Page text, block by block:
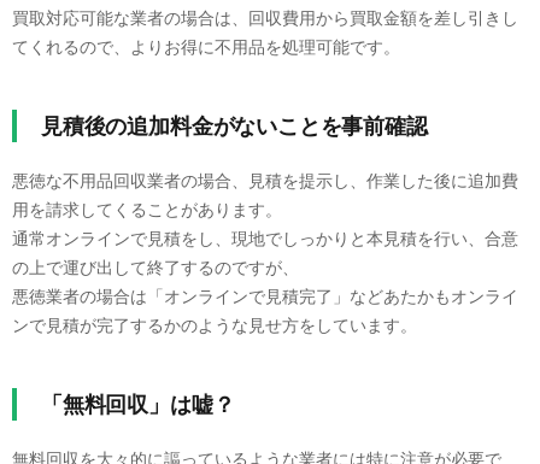
買取対応可能な業者の場合は、回収費用から買取金額を差し引きし
てくれるので、よりお得に不用品を処理可能です。
見積後の追加料金がないことを事前確認
悪徳な不用品回収業者の場合、見積を提示し、作業した後に追加費
用を請求してくることがあります。
通常オンラインで見積をし、現地でしっかりと本見積を行い、合意
の上で運び出して終了するのですが、
悪徳業者の場合は「オンラインで見積完了」などあたかもオンライ
ンで見積が完了するかのような見せ方をしています。
「無料回収」は嘘？
無料回収を大々的に謳っているような業者には特に注意が必要で